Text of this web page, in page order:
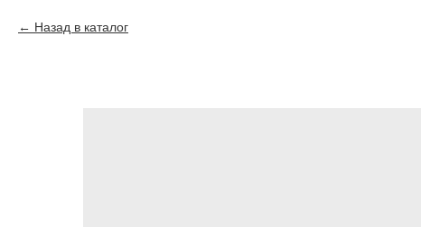
Назад в каталог